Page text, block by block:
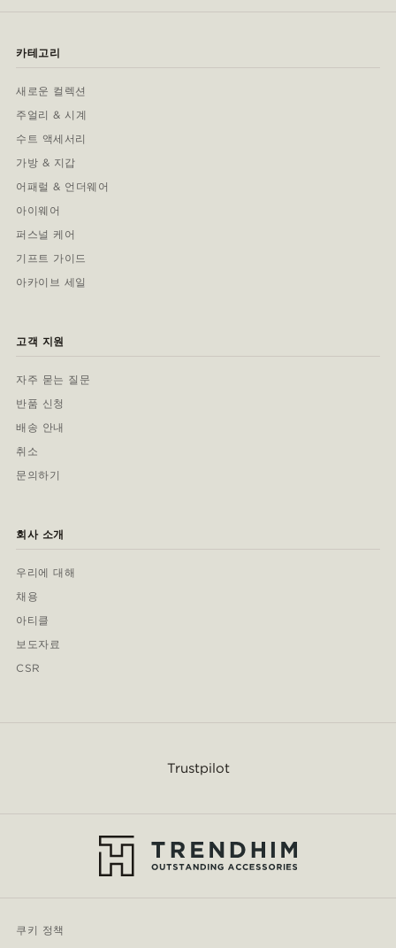
카테고리
새로운 컬렉션
주얼리 & 시계
수트 액세서리
가방 & 지갑
어패럴 & 언더웨어
아이웨어
퍼스널 케어
기프트 가이드
아카이브 세일
고객 지원
자주 묻는 질문
반품 신청
배송 안내
취소
문의하기
회사 소개
우리에 대해
채용
아티클
보도자료
CSR
Trustpilot
쿠키 정책